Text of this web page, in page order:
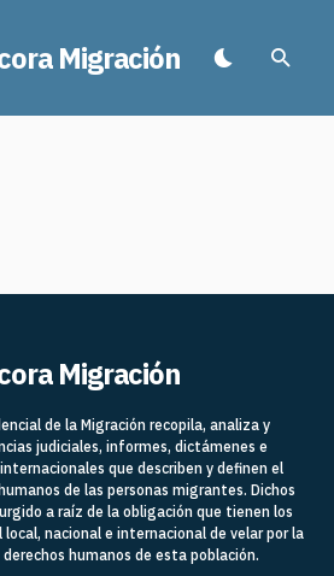
Migración
Migración
de la Migración recopila, analiza y
judiciales, informes, dictámenes e
que describen y definen el
de las personas migrantes. Dichos
a raíz de la obligación que tienen los
nacional e internacional de velar por la
humanos de esta población.